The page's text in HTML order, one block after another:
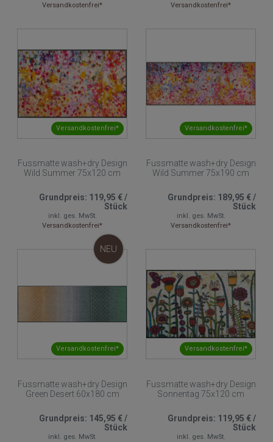
Versandkostenfrei*
Versandkostenfrei*
Versandkostenfrei*
Fussmatte wash+dry Design
Wild Summer 75x120 cm
Grundpreis: 119,95 €/
Stück
inkl. ges. MwSt.
Versandkostenfrei*
Versandkostenfrei*
Fussmatte wash+dry Design
Wild Summer 75x190 cm
Grundpreis: 189,95 €/
Stück
inkl. ges. MwSt.
Versandkostenfrei*
Versandkostenfrei*
NEU
Fussmatte wash+dry Design
Green Desert 60x180 cm
Grundpreis: 145,95 €/
Stück
inkl. ges. MwSt.
Versandkostenfrei*
Fussmatte wash+dry Design
Sonnentag 75x120 cm
Grundpreis: 119,95 €/
Stück
inkl. ges. MwSt.